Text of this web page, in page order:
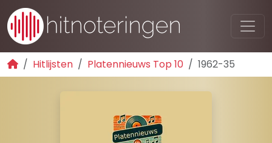
Hitlijsten Platennieuws Top 10 1962-35